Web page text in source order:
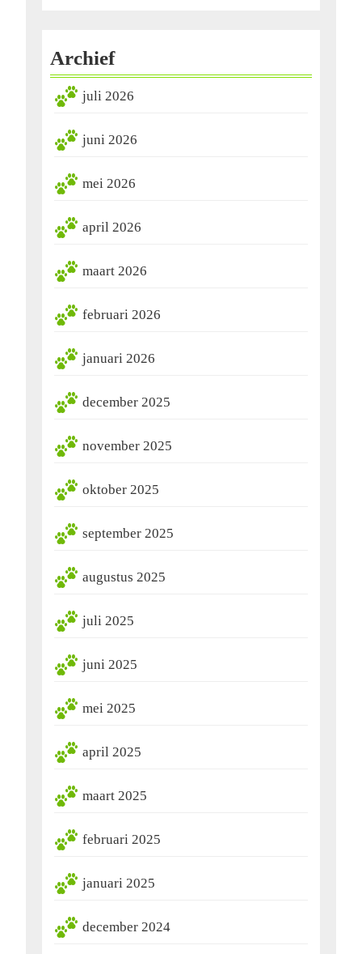
Archief
juli 2026
juni 2026
mei 2026
april 2026
maart 2026
februari 2026
januari 2026
december 2025
november 2025
oktober 2025
september 2025
augustus 2025
juli 2025
juni 2025
mei 2025
april 2025
maart 2025
februari 2025
januari 2025
december 2024